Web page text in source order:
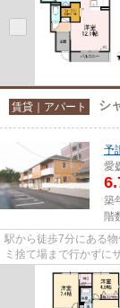
賃貸｜アパート シ
予
愛
築
階
駅から徒歩7分にある
ミ捨て場まで行かずに
ます。こちらの物件は